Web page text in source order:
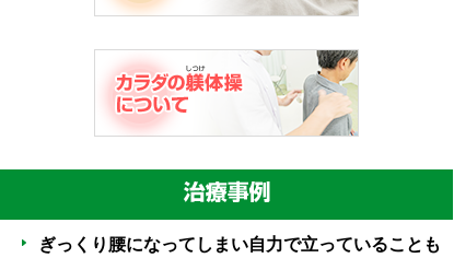
ぎっくり腰になってしまい自力で立っていることも